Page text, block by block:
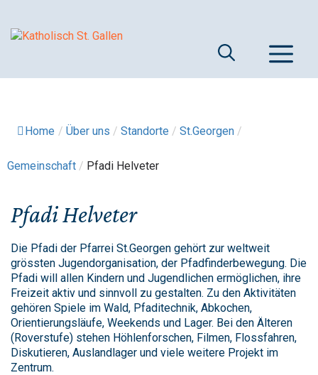
Inhalt
Home / Über uns / Standorte / St.Georgen /
Gemeinschaft / Pfadi Helveter
Pfadi Helveter
Die Pfadi der Pfarrei St.Georgen gehört zur weltweit
grössten Jugendorganisation, der Pfadfinderbewegung. Die
Pfadi will allen Kindern und Jugendlichen ermöglichen, ihre
Freizeit aktiv und sinnvoll zu gestalten. Zu den Aktivitäten
gehören Spiele im Wald, Pfaditechnik, Abkochen,
Orientierungsläufe, Weekends und Lager. Bei den Älteren
(Roverstufe) stehen Höhlenforschen, Filmen, Flossfahren,
Diskutieren, Auslandlager und viele weitere Projekt im
Zentrum.